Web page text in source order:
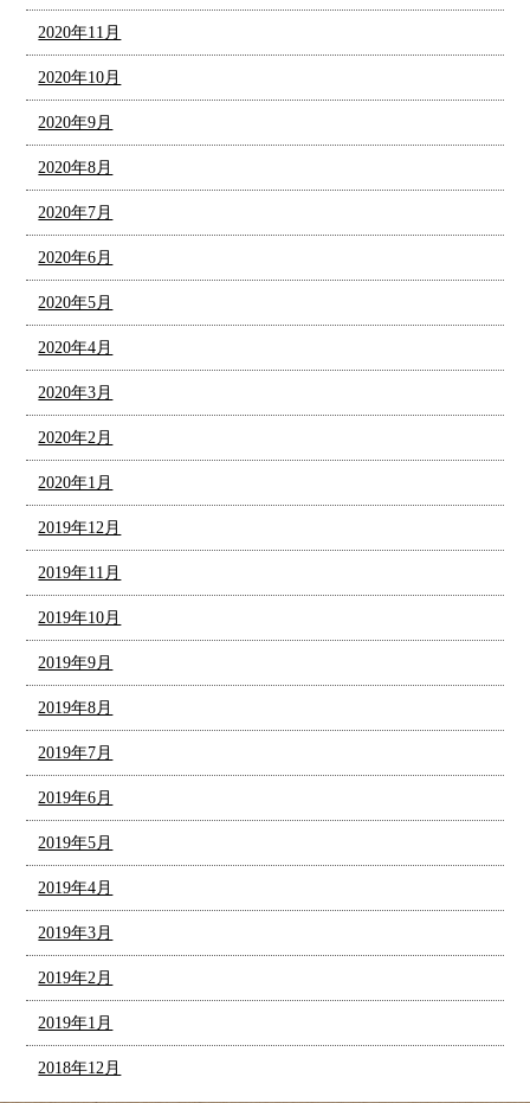
2020年11月
2020年10月
2020年9月
2020年8月
2020年7月
2020年6月
2020年5月
2020年4月
2020年3月
2020年2月
2020年1月
2019年12月
2019年11月
2019年10月
2019年9月
2019年8月
2019年7月
2019年6月
2019年5月
2019年4月
2019年3月
2019年2月
2019年1月
2018年12月